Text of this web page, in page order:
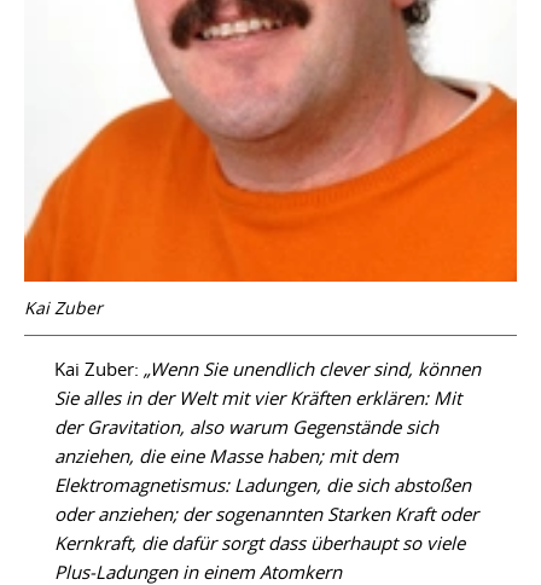
Kai Zuber
Kai Zuber: „Wenn Sie unendlich clever sind, können
Sie alles in der Welt mit vier Kräften erklären: Mit
der Gravitation, also warum Gegenstände sich
anziehen, die eine Masse haben; mit dem
Elektromagnetismus: Ladungen, die sich abstoßen
oder anziehen; der sogenannten Starken Kraft oder
Kernkraft, die dafür sorgt dass überhaupt so viele
Plus-Ladungen in einem Atomkern